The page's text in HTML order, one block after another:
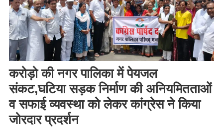
करोड़ो की नगर पालिका में पेयजल
संकट,घटिया सड़क निर्माण की अनियमितताओं
व सफाई व्यवस्था को लेकर कांग्रेस ने किया
जोरदार प्रदर्शन